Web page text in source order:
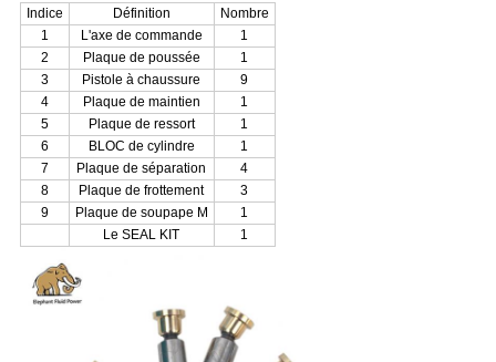
Indice Définition
Nombre
1
L'axe de commande
1
2
Plaque de poussée
1
3
Pistole à chaussure
9
4
Plaque de maintien
1
5
Plaque de ressort
1
6
BLOC de cylindre
1
7
Plaque de séparation
4
8
Plaque de frottement
3
9
Plaque de soupape M
1
Le SEAL KIT
1